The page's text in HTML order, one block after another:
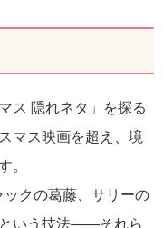
ス 隠れネタ」を探る
マス映画を超え、境
。
クの葛藤、サリーの
いう技法――それら